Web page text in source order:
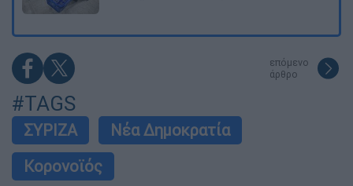
επόμενο
άρθρο
#TAGS
ΣΥΡΙΖΑ
Νέα Δημοκρατία
Κορονοϊός